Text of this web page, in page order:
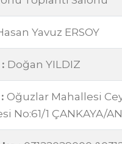
Yavuz ERSOY
Doğan YILDIZ
Oğuzlar Mahallesi
No:61/1 ÇANKAYA/